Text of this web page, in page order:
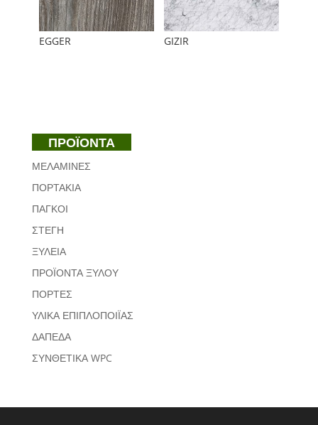
EGGER GIZIR
ΠΡΟΪΟΝΤΑ
ΜΕΛΑΜΙΝΕΣ
ΠΟΡΤΑΚΙΑ
ΠΑΓΚΟΙ
ΣΤΕΓΗ
ΞΥΛΕΙΑ
ΠΡΟΪΟΝΤΑ ΞΥΛΟΥ
ΠΟΡΤΕΣ
ΥΛΙΚΑ ΕΠΙΠΛΟΠΟΙΪΑΣ
ΔΑΠΕΔΑ
ΣΥΝΘΕΤΙΚΑ WPC